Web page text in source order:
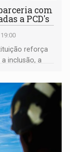
com
a PCD's
reforça
inclusão, a